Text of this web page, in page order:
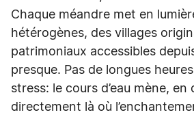
Chaque méandre met en
hétérogènes, des villages
patrimoniaux accessibles
presque. Pas de longues
stress: le cours d’eau mène, en
directement là où